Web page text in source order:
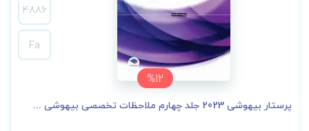
%12
4886
Fa
پرستار بیهوشی 2023 جلد چهارم ملاحظات تخصصی بیهوشی ...